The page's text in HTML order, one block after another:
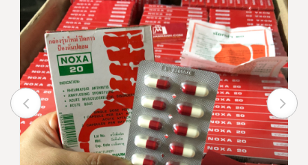
Ghi chú :
Giá trên chưa bao gồm VAT nếu
quý khách yêu cầu xuất hóa
đơn
Trạng thái Còn hàng
Tư vấn viên 0916999853 - 0919896393